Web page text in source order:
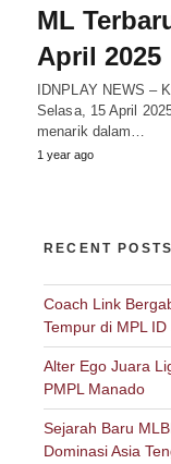
ML
April 2025
IDNPLAY NEWS –
Selasa, 15 April
menarik dalam…
1 year ago
RECENT POSTS
Coach Link
Tempur di MPL
Alter Ego Juara
PMPL Manado
Sejarah Baru
Dominasi Asia